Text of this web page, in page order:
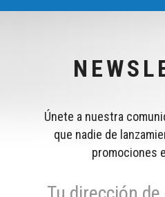
Únete a nuestra
que nadie de
promociones